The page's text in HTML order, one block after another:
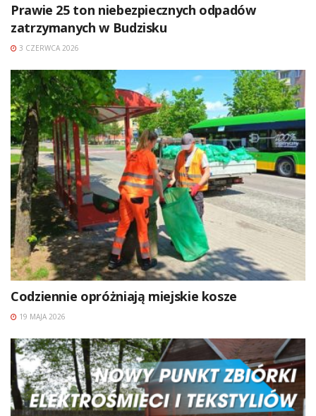
Prawie 25 ton niebezpiecznych odpadów
zatrzymanych w Budzisku
3 CZERWCA 2026
Codziennie opróżniają miejskie kosze
19 MAJA 2026